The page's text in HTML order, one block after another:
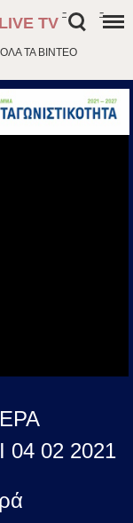
ΟΛΑ ΤΑ ΒΙΝΤΕΟ
LIVE TV
- -
02 2021